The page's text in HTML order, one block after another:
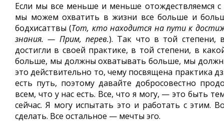
Если мы все меньше и меньше отождествляемся
мы можем охватить в жизни все больше и
бодхисаттвы (Тот, кто находится на пути к
знания. — Прим, перев.). Так что в той степени,
достигли в своей практике, в той степени, в
больше, мы должны охватывать больше, мы
это действительно то, чему посвящена практика
есть путь, поэтому давайте добросовестно
всем, что у нас есть. Все, что я могу, — это быть
сейчас. Я могу испытать это и работать с этим.
сделать. Все остальное — мечты эго.